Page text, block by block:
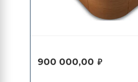
900 000,00 ₽